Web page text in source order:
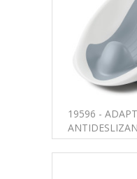
19596 -